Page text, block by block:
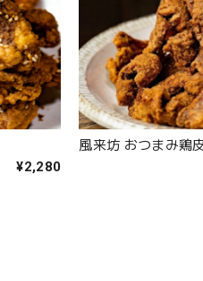
¥2,280
風来坊 おつまみ鶏